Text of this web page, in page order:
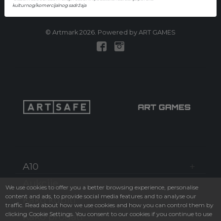
© Artmark 2026. Powered by ART GAMES
A10
Aukcije
Kako kupiti
Kako prodati
kulturnog/komercijalnog sadržaja
We use cookies to offer you a better browsing experience, personalise
content and ads, to provide social media features and to analyse our
traffic. Read about how we use cookies and how you can control them by
clicking Cookie Settings. You consent to our cookies if you continue to use